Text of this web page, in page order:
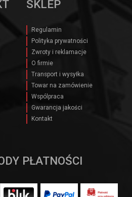
SKLEP
Regulamin
Polityka prywatności
Zwroty i reklamacje
O firmie
Transport i wysyłka
Towar na zamówienie
Wspólpraca
Gwarancja jakości
Kontakt
PŁATNOŚCI